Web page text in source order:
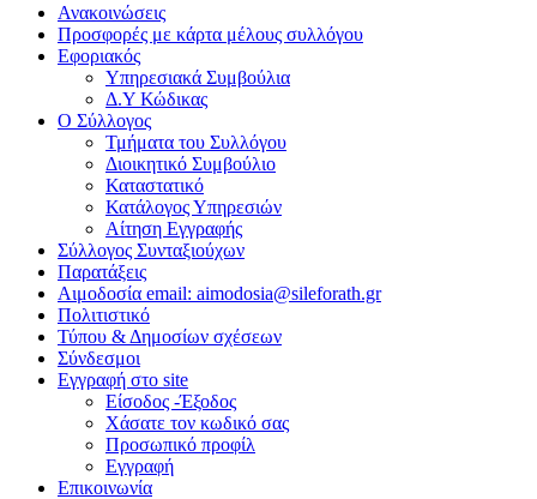
Ανακοινώσεις
Προσφορές με κάρτα μέλους συλλόγου
Εφοριακός
Υπηρεσιακά Συμβούλια
Δ.Υ Κώδικας
Ο Σύλλογος
Τμήματα του Συλλόγου
Διοικητικό Συμβούλιο
Καταστατικό
Κατάλογος Υπηρεσιών
Αίτηση Εγγραφής
Σύλλογος Συνταξιούχων
Παρατάξεις
Αιμοδοσία email: aimodosia@sileforath.gr
Πολιτιστικό
Τύπου & Δημοσίων σχέσεων
Σύνδεσμοι
Εγγραφή στο site
Είσοδος -Έξοδος
Χάσατε τον κωδικό σας
Προσωπικό προφίλ
Εγγραφή
Επικοινωνία